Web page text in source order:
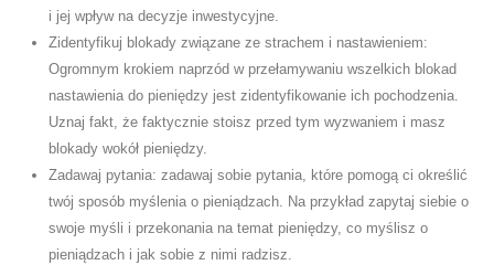
i jej wpływ na decyzje inwestycyjne.
Zidentyfikuj blokady związane ze strachem i nastawieniem:
Ogromnym krokiem naprzód w przełamywaniu wszelkich blokad
nastawienia do pieniędzy jest zidentyfikowanie ich pochodzenia.
Uznaj fakt, że faktycznie stoisz przed tym wyzwaniem i masz
blokady wokół pieniędzy.
Zadawaj pytania: zadawaj sobie pytania, które pomogą ci określić
twój sposób myślenia o pieniądzach. Na przykład zapytaj siebie o
swoje myśli i przekonania na temat pieniędzy, co myślisz o
pieniądzach i jak sobie z nimi radzisz.